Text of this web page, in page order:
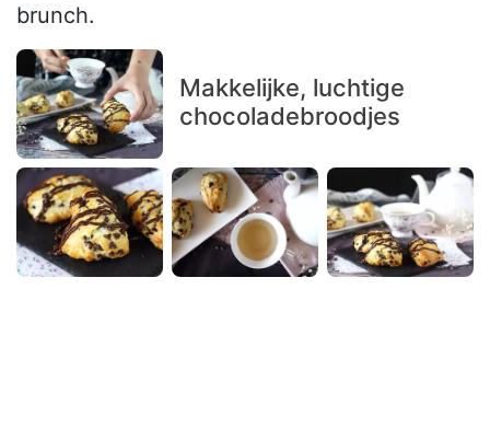
brunch.
Makkelijke, luchtige
chocoladebroodjes